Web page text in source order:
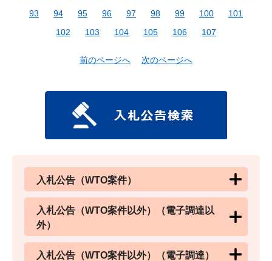
93
94 95 96 97 98 99 100
101
102
103 104 105 106 107
前のページへ 次のページへ
入札公告（WTO案件）
入札公告（WTO案件以外）（電子調達以
外）
入札公告（WTO案件以外）（電子調達）